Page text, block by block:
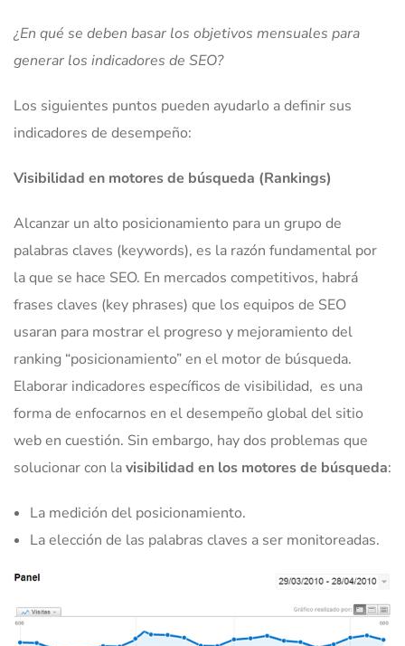
¿En qué se deben basar los objetivos mensuales para
generar los indicadores de SEO?
Los siguientes puntos pueden ayudarlo a definir sus
indicadores de desempeño:
Visibilidad en motores de búsqueda (Rankings)
Alcanzar un alto posicionamiento para un grupo de
palabras claves (keywords), es la razón fundamental por
la que se hace SEO. En mercados competitivos, habrá
frases claves (key phrases) que los equipos de SEO
usaran para mostrar el progreso y mejoramiento del
ranking “posicionamiento” en el motor de búsqueda.
Elaborar indicadores específicos de visibilidad, es una
forma de enfocarnos en el desempeño global del sitio
web en cuestión. Sin embargo, hay dos problemas que
solucionar con lavisibilidad en los motores de búsqueda:
La medición del posicionamiento.
La elección de las palabras claves a ser monitoreadas.